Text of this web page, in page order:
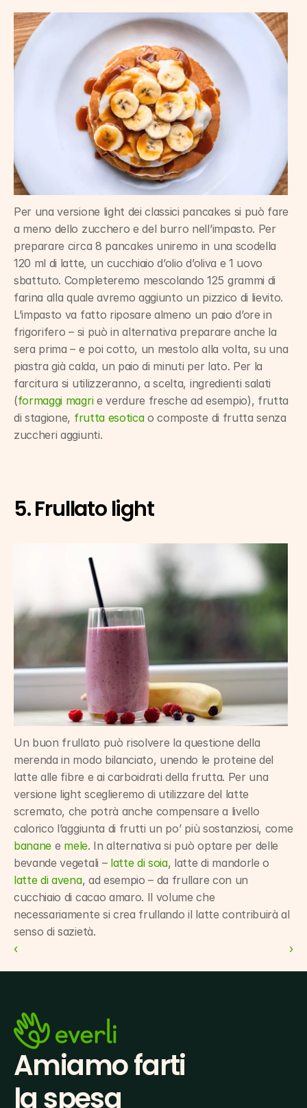
Per una versione light dei classici pancakes si può fare
a meno dello zucchero e del burro nell’impasto. Per
preparare circa 8 pancakes uniremo in una scodella
120 ml di latte, un cucchiaio d’olio d’oliva e 1 uovo
sbattuto. Completeremo mescolando 125 grammi di
farina alla quale avremo aggiunto un pizzico di lievito.
L’impasto va fatto riposare almeno un paio d’ore in
frigorifero – si può in alternativa preparare anche la
sera prima – e poi cotto, un mestolo alla volta, su una
piastra già calda, un paio di minuti per lato. Per la
farcitura si utilizzeranno, a scelta, ingredienti salati
(formaggi magri e verdure fresche ad esempio), frutta
di stagione, frutta esotica o composte di frutta senza
zuccheri aggiunti.
5. Frullato light
Un buon frullato può risolvere la questione della
merenda in modo bilanciato, unendo le proteine del
latte alle fibre e ai carboidrati della frutta. Per una
versione light sceglieremo di utilizzare del latte
scremato, che potrà anche compensare a livello
calorico l’aggiunta di frutti un po’ più sostanziosi, come
banane e mele. In alternativa si può optare per delle
bevande vegetali – latte di soia
latte di avena, ad esempio – da frullare con un
cucchiaio di cacao amaro. Il volume che
necessariamente si crea frullando il latte contribuirà al
senso di sazietà.
‹
›
Amiamo farti
la spesa